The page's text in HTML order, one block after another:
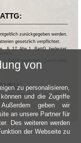
zurückgegeben werden.
gesetzlich verpflichtet.
§ 17 Abs.1 BattG bedeutet:
BattG bedeuten: Quecksilber,
EU
von
zu personalisieren,
und die Zugriffe
geben wir
an unsere Partner für
Des weiteren werden
der Webseite zu